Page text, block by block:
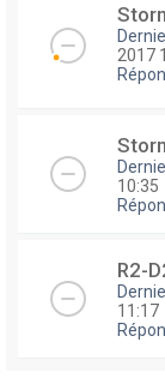
2017
10:35
R2-
11:17